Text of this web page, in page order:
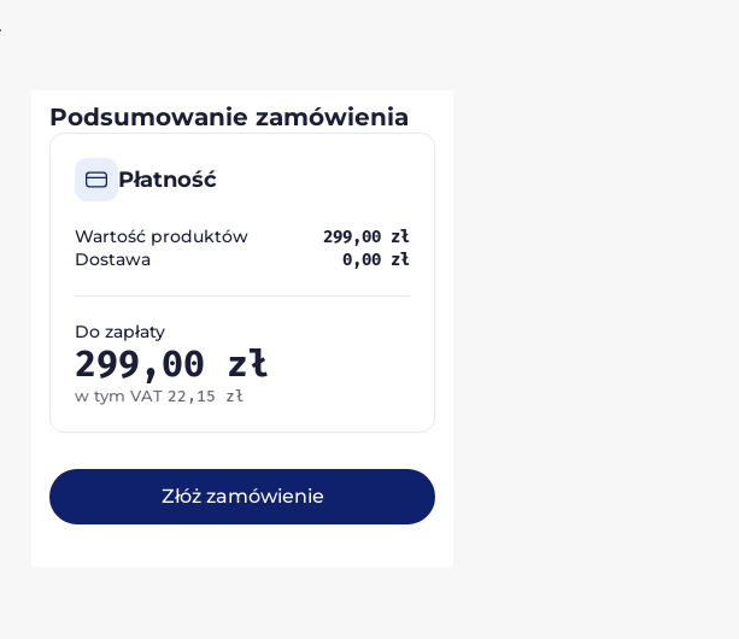
Podsumowanie zamówienia
Płatność
Wartość produktów 299,00 zł
Dostawa 0,00 zł
Do zapłaty
299,00 zł
w tym VAT 22,15 zł
Złóż zamówienie